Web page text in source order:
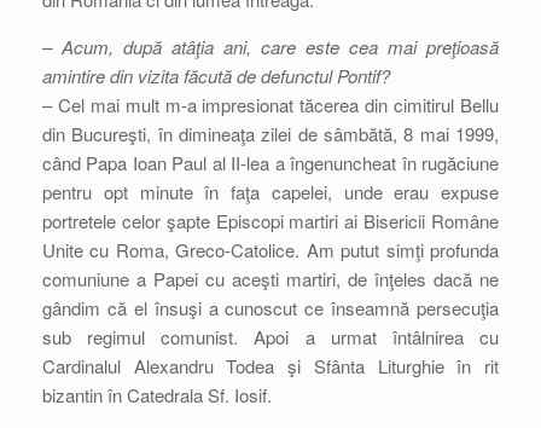
– Acum, după atâţia ani, care este cea mai preţioasă
amintire din vizita făcută de defunctul Pontif?
– Cel mai mult m-a impresionat tăcerea din cimitirul Bellu
din Bucureşti, în dimineaţa zilei de sâmbătă, 8 mai 1999,
când Papa Ioan Paul al II-lea a îngenuncheat în rugăciune
pentru opt minute în faţa capelei, unde erau expuse
portretele celor şapte Episcopi martiri ai Bisericii Române
Unite cu Roma, Greco-Catolice. Am putut simţi profunda
comuniune a Papei cu aceşti martiri, de înţeles dacă ne
gândim că el însuşi a cunoscut ce înseamnă persecuţia
sub regimul comunist. Apoi a urmat întâlnirea cu
Cardinalul Alexandru Todea şi Sfânta Liturghie în rit
bizantin în Catedrala Sf. Iosif.